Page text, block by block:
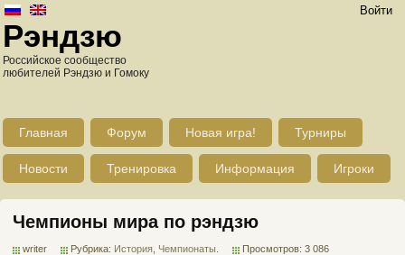
Войти
Рэндзю
Российское сообщество
любителей Рэндзю и Гомоку
Главная Форум Новая игра! Турниры
Новости Тренировка Информация Игроки
Чемпионы мира по рэндзю
writer Рубрика: История Чемпионаты Просмотров: 3 086